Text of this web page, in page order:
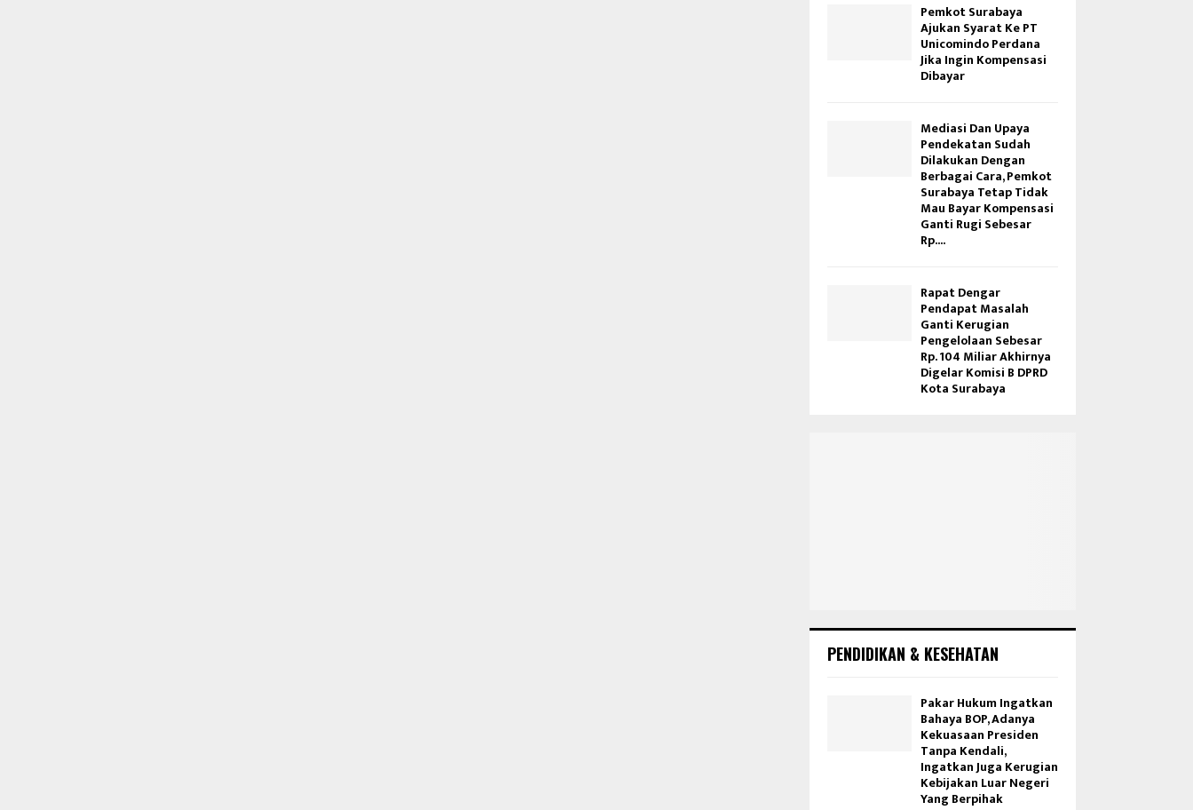
Pemkot Surabaya
Ajukan Syarat Ke PT
Unicomindo Perdana
Jika Ingin Kompensasi
Dibayar
Mediasi Dan Upaya
Pendekatan Sudah
Dilakukan Dengan
Berbagai Cara, Pemkot
Surabaya Tetap Tidak
Mau Bayar Kompensasi
Ganti Rugi Sebesar
Rp....
Rapat Dengar
Pendapat Masalah
Ganti Kerugian
Pengelolaan Sebesar
Rp. 104 Miliar Akhirnya
Digelar Komisi B DPRD
Kota Surabaya
PENDIDIKAN & KESEHATAN
Pakar Hukum Ingatkan
Bahaya BOP, Adanya
Kekuasaan Presiden
Tanpa Kendali,
Ingatkan Juga Kerugian
Kebijakan Luar Negeri
Yang Berpihak